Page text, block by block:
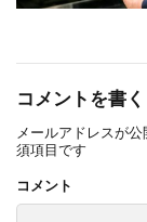
コメントを書く
メールアドレスが公
須項目です
コメント